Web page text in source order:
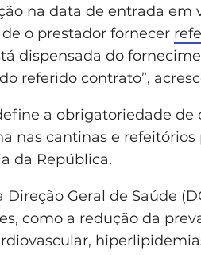
na data de entrada em
o prestador fornecer
dispensada do
referido contrato”,
a obrigatoriedade
nas cantinas e
da República.
Direção Geral de Saúde
como a redução da